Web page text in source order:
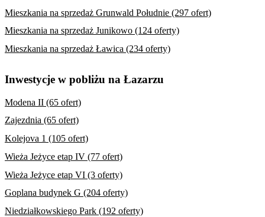
Mieszkania na sprzedaż Grunwald Południe (297 ofert)
Mieszkania na sprzedaż Junikowo (124 oferty)
Mieszkania na sprzedaż Ławica (234 oferty)
Inwestycje w pobliżu na Łazarzu
Modena II (65 ofert)
Zajezdnia (65 ofert)
Kolejova 1 (105 ofert)
Wieża Jeżyce etap IV (77 ofert)
Wieża Jeżyce etap VI (3 oferty)
Goplana budynek G (204 oferty)
Niedziałkowskiego Park (192 oferty)